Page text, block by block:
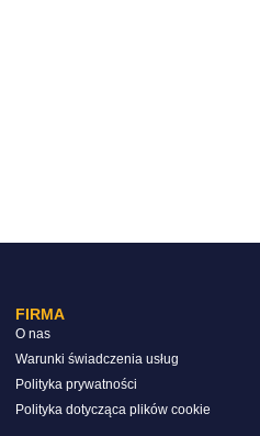
FIRMA
O nas
Warunki świadczenia usług
Polityka prywatności
Polityka dotycząca plików cookie